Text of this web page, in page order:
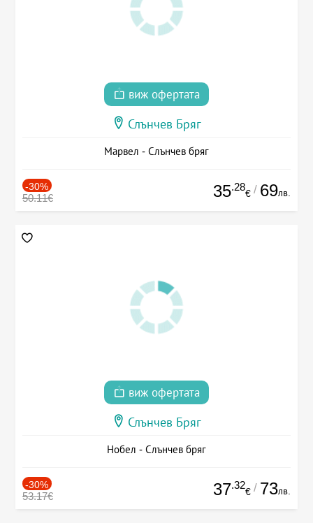
виж офертата
Слънчев Бряг
Марвел - Слънчев бряг
-30%
50.11€ 35.28
€ / 69лв.
виж офертата
Слънчев Бряг
Нобел - Слънчев бряг
-30%
53.17€ 37.32
€ / 73лв.